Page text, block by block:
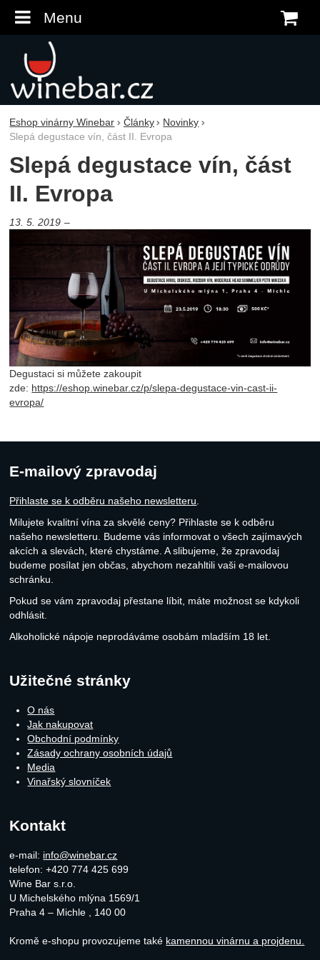
Menu
Eshop vinárny Winebar Články
Novinky
Slepá degustace vín, část II. Evropa
Slepá degustace vín, část
II. Evropa
13. 5. 2019
Degustaci si můžete zakoupit
zde: https://eshop.winebar.cz/p/slepa-degustace-vin-cast-ii-
evropa/
E-mailový zpravodaj
Přihlaste se k odběru našeho newsletteru
Milujete kvalitní vína za skvělé ceny? Přihlaste se k odběru
našeho newsletteru. Budeme vás informovat o všech zajímavých
akcích a slevách, které chystáme. A slibujeme, že zpravodaj
budeme posílat jen občas, abychom nezahltili vaši e-mailovou
schránku.
Pokud se vám zpravodaj přestane líbit, máte možnost se kdykoli
odhlásit.
Alkoholické nápoje neprodáváme osobám mladším 18 let.
Užitečné stránky
O nás
Jak nakupovat
Obchodní podmínky
Zásady ochrany osobních údajů
Media
Vinařský slovníček
Kontakt
e-mail: info@winebar.cz
telefon: +420 774 425 699
Wine Bar s.r.o.
U Michelského mlýna 1569/1
Praha 4 – Michle
140 00
Kromě e-shopu provozujeme také kamennou vinárnu a projdenu.